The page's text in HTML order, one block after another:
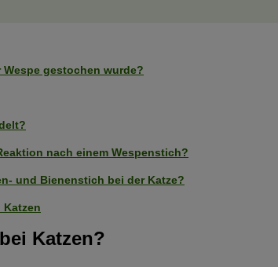
gestochen wurde?
nach einem Wespenstich?
und Bienenstich bei der Katze?
Katzen
Katzen?